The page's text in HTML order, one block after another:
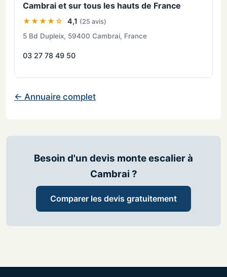
Cambrai et sur tous les hauts de France
★★★★☆ 4,1 (25 avis)
5 Bd Dupleix, 59400 Cambrai, France
03 27 78 49 50
← Annuaire complet
Besoin d'un devis monte escalier à
Cambrai ?
Comparer les devis gratuitement